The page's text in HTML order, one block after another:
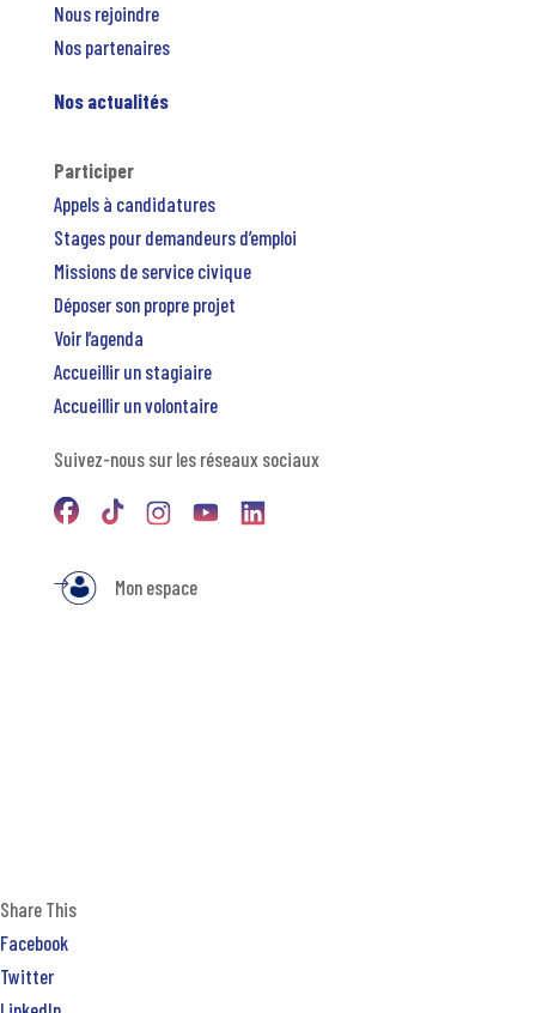
Nous rejoindre
Nos partenaires
Nos actualités
Participer
Appels à candidatures
Stages pour demandeurs d’emploi
Missions de service civique
Déposer son propre projet
Voir l’agenda
Accueillir un stagiaire
Accueillir un volontaire
Suivez-nous sur les réseaux sociaux
Mon espace
Share This
Facebook
Twitter